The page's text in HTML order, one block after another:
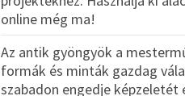
online még ma!
Az antik gyöngyök a
formák és minták gazdag
szabadon engedje képzeletét